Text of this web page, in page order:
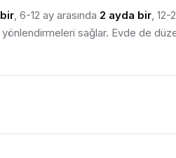
, 6-12 ay arasında 2 ayda bir, 12-
sağlar. Evde de